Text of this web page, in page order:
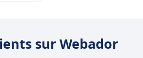
sur Webador